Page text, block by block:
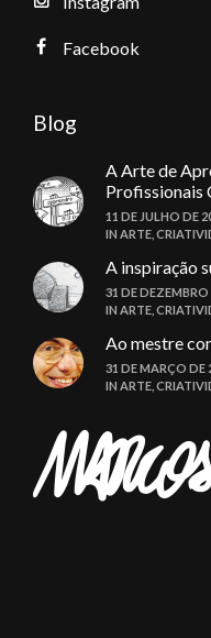
Facebook
Blog
A Arte de
Profissionais
11 DE JULHO DE
IN ARTE
A inspiração
31 DE DEZEMBRO
IN ARTE
Ao mestre
31 DE MARÇO DE
IN ARTE